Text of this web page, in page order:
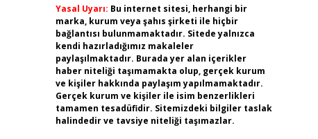
Yasal Uyarı: Bu internet sitesi, herhangi bir
marka, kurum veya şahıs şirketi ile hiçbir
bağlantısı bulunmamaktadır. Sitede yalnızca
kendi hazırladığımız makaleler
paylaşılmaktadır. Burada yer alan içerikler
haber niteliği taşımamakta olup, gerçek kurum
ve kişiler hakkında paylaşım yapılmamaktadır.
Gerçek kurum ve kişiler ile isim benzerlikleri
tamamen tesadüfidir. Sitemizdeki bilgiler taslak
halindedir ve tavsiye niteliği taşımazlar.